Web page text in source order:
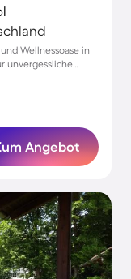
Wellnessoase in
unvergessliche
Angebot